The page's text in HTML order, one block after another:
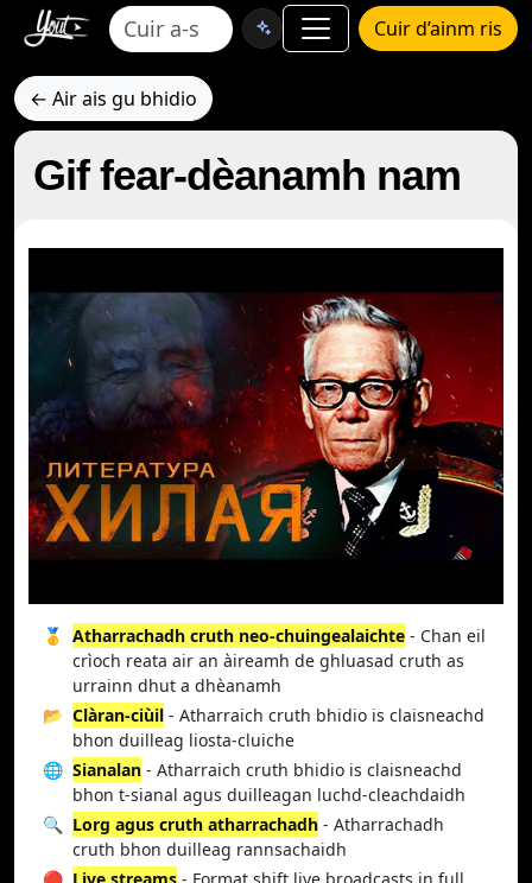
Cuir d’ainm ris
← Air ais gu bhidio
Gif fear-dèanamh nam
🥇 Atharrachadh cruth neo-chuingealaichte - Chan eil
crìoch reata air an àireamh de ghluasad cruth as
urrainn dhut a dhèanamh
📂 Clàran-ciùil - Atharraich cruth bhidio is claisneachd
bhon duilleag liosta-cluiche
🌐 Sianalan - Atharraich cruth bhidio is claisneachd
bhon t-sianal agus duilleagan luchd-cleachdaidh
🔍 Lorg agus cruth atharrachadh - Atharrachadh
cruth bhon duilleag rannsachaidh